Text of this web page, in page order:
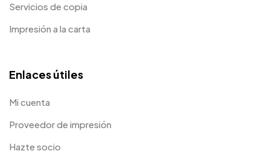
Servicios de copia
Impresión a la carta
Enlaces útiles
Mi cuenta
Proveedor de impresión
Hazte socio